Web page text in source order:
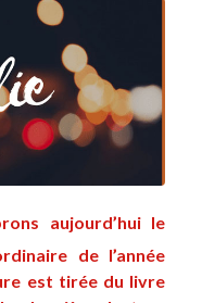
aujourd’hui le
de l’année
est tirée du livre